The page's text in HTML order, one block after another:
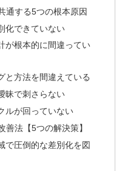
通する5つの根本原因
化できていない
が根本的に間違ってい
と方法を間違えている
昧で刺さらない
ルが回っていない
善法【5つの解決策】
で圧倒的な差別化を図